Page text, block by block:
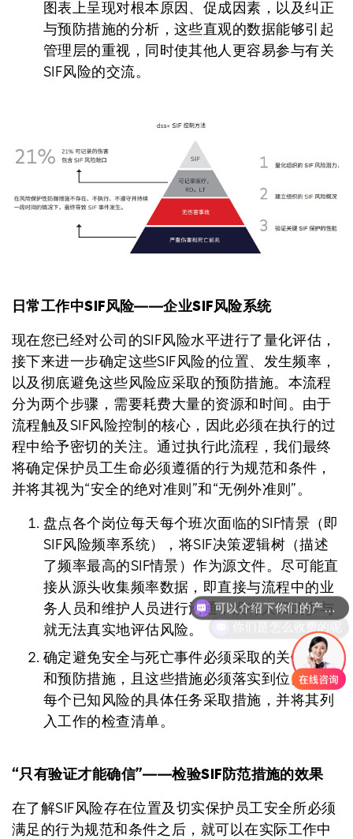
图表上呈现对根本原因、促成因素，以及纠正
与预防措施的分析，这些直观的数据能够引起
管理层的重视，同时使其他人更容易参与有关
SIF风险的交流。
日常工作中SIF风险――企业SIF风险系统
现在您已经对公司的SIF风险水平进行了量化评估，
接下来进一步确定这些SIF风险的位置、发生频率，
以及彻底避免这些风险应采取的预防措施。本流程
分为两个步骤，需要耗费大量的资源和时间。由于
流程触及SIF风险控制的核心，因此必须在执行的过
程中给予密切的关注。通过执行此流程，我们最终
将确定保护员工生命必须遵循的行为规范和条件，
并将其视为“安全的绝对准则”和“无例外准则”。
盘点各个岗位每天每个班次面临的SIF情景（即
SIF风险频率系统），将SIF决策逻辑树（描述
了频率最高的SIF情景）作为源文件。尽可能直
接从源头收集频率数据，即直接与流程中的业
务人员和维护人员进行沟通，没有人工的参与
就无法真实地评估风险。
确定避免安全与死亡事件必须采取的关键措施
和预防措施，且这些措施必须落实到位。针对
每个已知风险的具体任务采取措施，并将其列
入工作的检查清单。
“只有验证才能确信”――检验SIF防范措施的效果
在了解SIF风险存在位置及切实保护员工安全所必须
满足的行为规范和条件之后，就可以在实际工作中
可以介绍下你们的产品么
你们是怎么收费的呢